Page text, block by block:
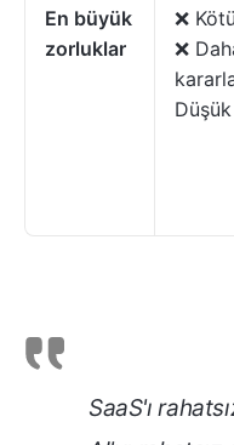
En büyük
zorluklar
❌
❌
SaaS'ı